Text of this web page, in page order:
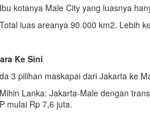
kotanya Male City yang luasnya
luas areanya 90.000 km2. Lebih
Ke Sini
3 pilihan maskapai dari Jakarta ke
Lanka: Jakarta-Male dengan
mulai Rp 7,6 juta.